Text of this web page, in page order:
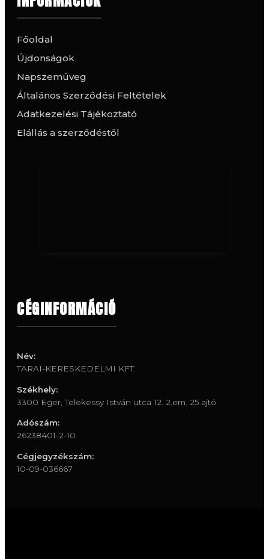
Főoldal
Újdonságok
Napszemüveg
Általános Szerződési Feltételek
Adatkezelési Tájékoztató
Elállás a szerződéstől
CÉGINFORMÁCIÓ
Név:
TARAI-KERESKEDELMI KFT.
Székhely:
3300 Eger, Telekessy István utca 12. 2.em. 25.ajtó
Adószám:
26238401-2-10
Cégjegyzékszám:
10-09-036667